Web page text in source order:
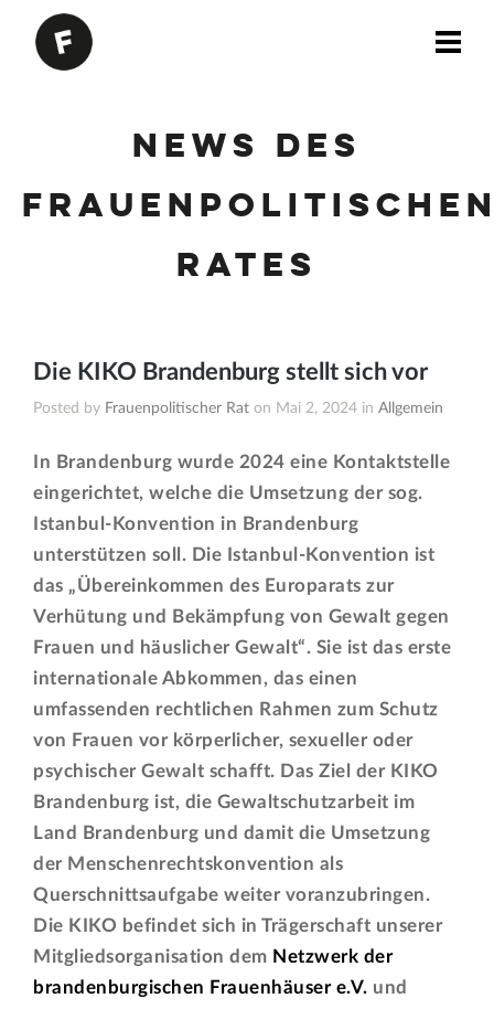
News des
Rates
Die KIKO Brandenburg stellt sich vor
Posted by Frauenpolitischer Rat on Mai 2, 2024 inAllgemein
In Brandenburg wurde 2024 eine Kontaktstelle
eingerichtet, welche die Umsetzung der sog.
Istanbul-Konvention in Brandenburg
unterstützen soll. Die Istanbul-Konvention ist
das „Übereinkommen des Europarats zur
Verhütung und Bekämpfung von Gewalt gegen
Frauen und häuslicher Gewalt“. Sie ist das erste
internationale Abkommen, das einen
umfassenden rechtlichen Rahmen zum Schutz
von Frauen vor körperlicher, sexueller oder
psychischer Gewalt schafft. Das Ziel der KIKO
Brandenburg ist, die Gewaltschutzarbeit im
Land Brandenburg und damit die Umsetzung
der Menschenrechtskonvention als
Querschnittsaufgabe weiter voranzubringen.
Die KIKO befindet sich in Trägerschaft unserer
Mitgliedsorganisation dem Netzwerk der
brandenburgischen Frauenhäuser e.V. und